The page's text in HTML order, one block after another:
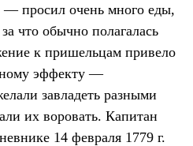
— просил очень много еды,
что обычно полагалась
к пришельцам привело
эффекту —
завладеть разными
их воровать. Капитан
14 февраля 1779 г.